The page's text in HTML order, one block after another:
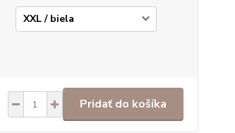
Pridať do košíka